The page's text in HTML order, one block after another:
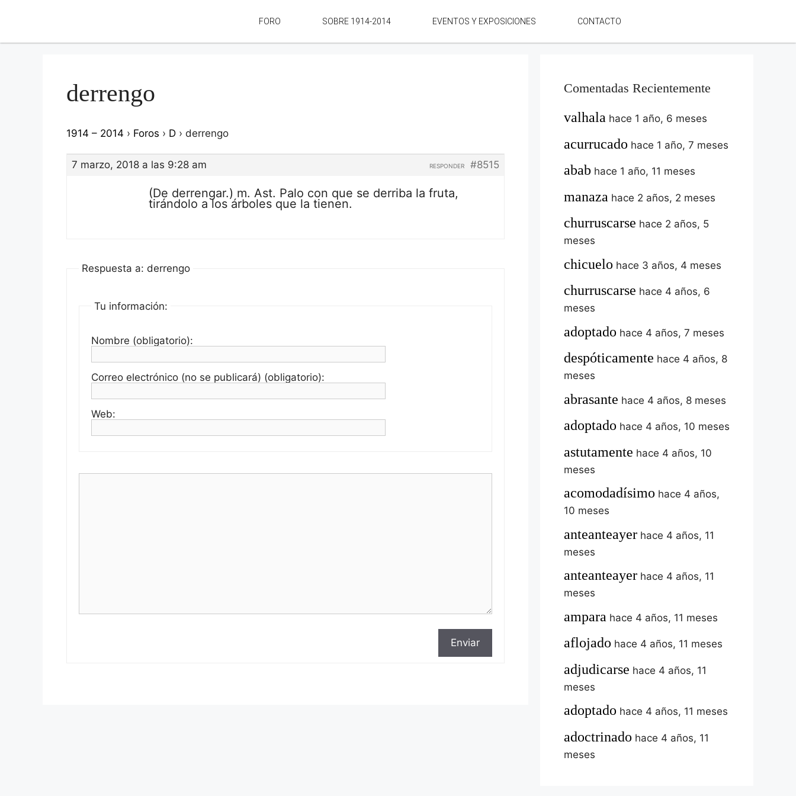
FORO SOBRE 1914-2014 EVENTOS Y EXPOSICIONES CONTACTO
derrengo
1914 – 2014 › Foros › D › derrengo
7 marzo, 2018 a las 9:28 am #8515
RESPONDER
(De derrengar.) m. Ast. Palo con que se derriba la fruta,
tirándolo a los árboles que la tienen.
Respuesta a: derrengo
Tu información:
Nombre (obligatorio):
Correo electrónico (no se publicará) (obligatorio):
Web:
Enviar
Comentadas Recientemente
valhala hace 1 año, 6 meses
acurrucado hace 1 año, 7 meses
abab hace 1 año, 11 meses
manaza hace 2 años, 2 meses
churruscarse hace 2 años, 5
meses
chicuelo hace 3 años, 4 meses
churruscarse hace 4 años, 6
meses
adoptado hace 4 años, 7 meses
despóticamente hace 4 años, 8
meses
abrasante hace 4 años, 8 meses
adoptado hace 4 años, 10 meses
astutamente hace 4 años, 10
meses
acomodadísimo hace 4 años,
10 meses
anteanteayer hace 4 años, 11
meses
anteanteayer hace 4 años, 11
meses
ampara hace 4 años, 11 meses
aflojado hace 4 años, 11 meses
adjudicarse hace 4 años, 11
meses
adoptado hace 4 años, 11 meses
adoctrinado hace 4 años, 11
meses